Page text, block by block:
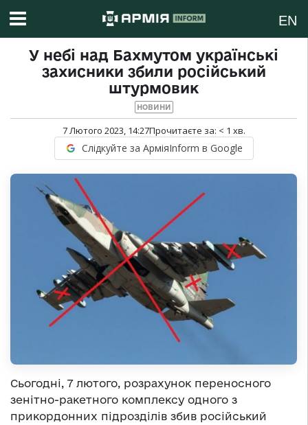
EN
У небі над Бахмутом українські
захисники збили російський
штурмовик
НОВИНИ
7 Лютого 2023, 14:27Прочитаєте за: < 1 хв.
Слідкуйте за АрміяInform в Google
Сьогодні, 7 лютого, розрахунок переносного
зенітно-ракетного комплексу одного з
прикордонних підрозділів збив російський